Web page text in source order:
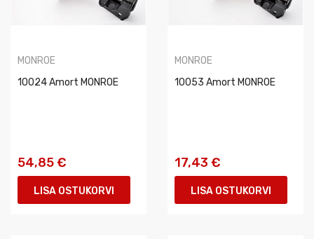
MONROE
10024 Amort MONROE
54,85 €
LISA OSTUKORVI
MONROE
10053 Amort MONROE
17,43 €
LISA OSTUKORVI